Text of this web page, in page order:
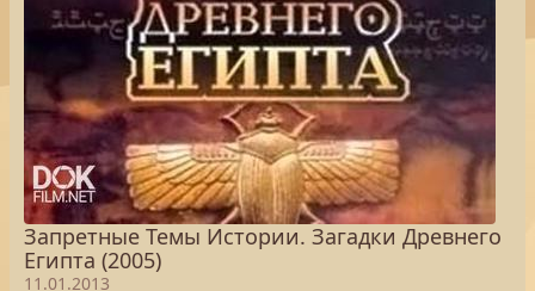
Запретные Темы Истории. Загадки Древнего
Египта (2005)
11.01.2013